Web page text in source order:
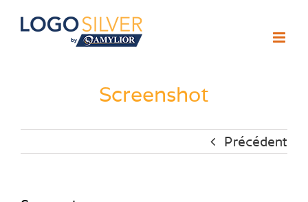
Passer
Screenshot
Précédent